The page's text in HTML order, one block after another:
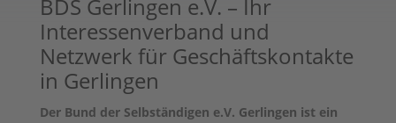
BDS Gerlingen e.V. – Ihr
Interessenverband und
Netzwerk für Geschäftskontakte
in Gerlingen
Der Bund der Selbständigen e.V. Gerlingen ist ein